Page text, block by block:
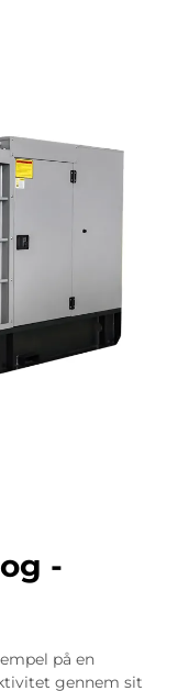
-
på en
gennem sit